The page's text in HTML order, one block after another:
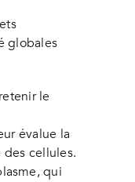
globales
le
évalue la
cellules.
qui